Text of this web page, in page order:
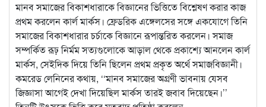
মানব সমাজের বিকাশধারাকে বিজ্ঞানের ভিত্তিতে বিশ্লেষণ করার কাজ
প্রথম করলেন কার্ল মার্কস। ফ্রেডরিক এঙ্গেলসের সঙ্গে একযোগে তিনি
সমাজের বিকাশধারার চর্চাকে বিজ্ঞানে রূপান্তরিত করলেন। সমাজ
সম্পর্কিত রূঢ় নির্মম সত্যগুলোকে আড়াল থেকে প্রকাশ্যে আনলেন কার্ল
মার্কস, সেইদিক দিয়ে তিনি ছিলেন প্রথম প্রকৃত অর্থে সমাজবিজ্ঞানী।
কমরেড লেনিনের কথায়, ‘‘মানব সমাজের অগ্রণী ভাবনায় যেসব
জিজ্ঞাসা আগেই দেখা দিয়েছিল মার্কস তারই জবাব দিয়েছেন।’’